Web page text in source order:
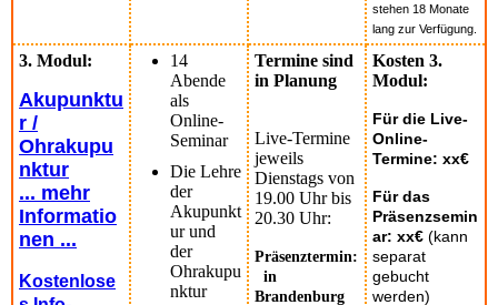
stehen 18 Monate
lang zur Verfügung.
3. Modul:
Akupunktu
r /
Ohrakupu
nktur
... mehr
Informatio
nen ...
Kostenlose
14
Abende
als
Online-
Seminar
Die Lehre
der
Akupunkt
ur und
der
Ohrakupu
nktur
Termine sind
in Planung
Live-Termine
jeweils
Dienstags von
19.00 Uhr bis
20.30 Uhr:
Präsenztermin:
in
Brandenburg
Kosten 3.
Modul:
Für die Live-
Online-
Termine: xx€
Für das
Präsenzsemin
ar: xx€ (kann
separat
gebucht
werden)